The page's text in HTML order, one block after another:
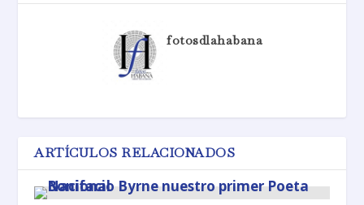
fotosdlahabana
ARTÍCULOS RELACIONADOS